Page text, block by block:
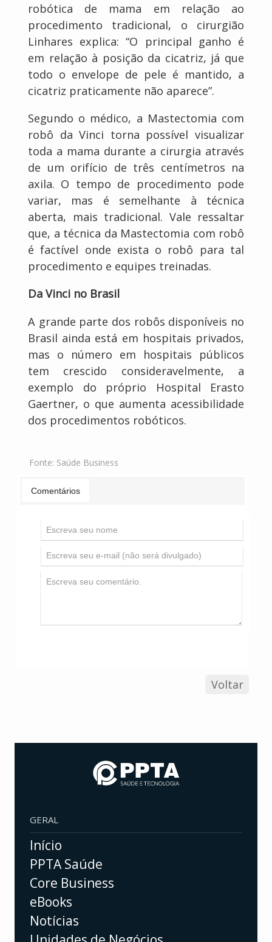
robótica de mama em relação ao
procedimento tradicional, o cirurgião
Linhares explica: “O principal ganho é
em relação à posição da cicatriz, já que
todo o envelope de pele é mantido, a
cicatriz praticamente não aparece”.
Segundo o médico, a Mastectomia com
robô da Vinci torna possível visualizar
toda a mama durante a cirurgia através
de um orifício de três centímetros na
axila. O tempo de procedimento pode
variar, mas é semelhante à técnica
aberta, mais tradicional. Vale ressaltar
que, a técnica da Mastectomia com robô
é factível onde exista o robô para tal
procedimento e equipes treinadas.
Da Vinci no Brasil
A grande parte dos robôs disponíveis no
Brasil ainda está em hospitais privados,
mas o número em hospitais públicos
tem crescido consideravelmente, a
exemplo do próprio Hospital Erasto
Gaertner, o que aumenta acessibilidade
dos procedimentos robóticos.
Fonte: Saúde Business
Comentários
Voltar
GERAL
Início
PPTA Saúde
Core Business
eBooks
Notícias